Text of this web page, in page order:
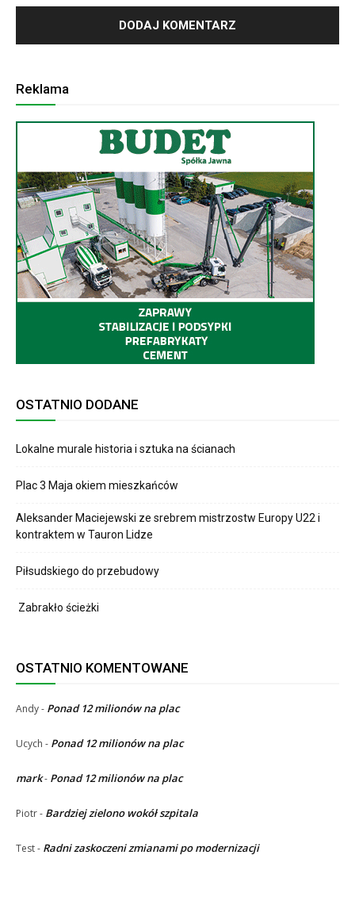
Reklama
OSTATNIO DODANE
Lokalne murale historia i sztuka na ścianach
Plac 3 Maja okiem mieszkańców
Aleksander Maciejewski ze srebrem mistrzostw Europy U22 i
kontraktem w Tauron Lidze
Piłsudskiego do przebudowy
Zabrakło ścieżki
OSTATNIO KOMENTOWANE
Andy- Ponad 12 milionów na plac
Ucych - Ponad 12 milionów na plac
mark- Ponad 12 milionów na plac
Piotr- Bardziej zielono wokół szpitala
Test- Radni zaskoczeni zmianami po modernizacji